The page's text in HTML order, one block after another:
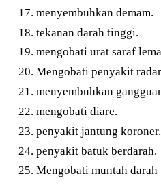
menyembuhkan demam.
tekanan darah tinggi.
mengobati urat saraf
Mengobati penyakit
menyembuhkan
mengobati diare.
penyakit jantung koroner.
penyakit batuk berdarah.
Mengobati muntah darah